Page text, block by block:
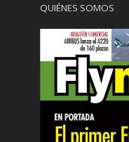
QUIÉNES SOMOS